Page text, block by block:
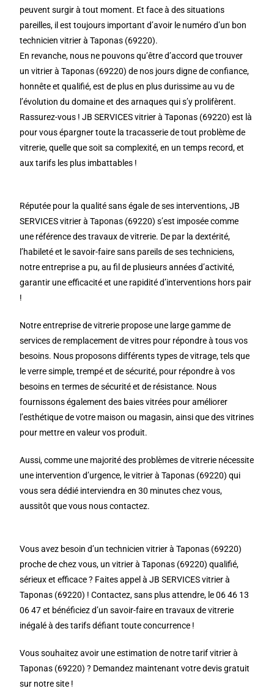
peuvent surgir à tout moment. Et face à des situations
pareilles, il est toujours important d’avoir le numéro d’un bon
technicien vitrier à Taponas (69220).
En revanche, nous ne pouvons qu’être d’accord que trouver
un vitrier à Taponas (69220) de nos jours digne de confiance,
honnête et qualifié, est de plus en plus durissime au vu de
l’évolution du domaine et des arnaques qui s’y prolifèrent.
Rassurez-vous ! JB SERVICES vitrier à Taponas (69220) est là
pour vous épargner toute la tracasserie de tout problème de
vitrerie, quelle que soit sa complexité, en un temps record, et
aux tarifs les plus imbattables !
Réputée pour la qualité sans égale de ses interventions, JB
SERVICES vitrier à Taponas (69220) s’est imposée comme
une référence des travaux de vitrerie. De par la dextérité,
l’habileté et le savoir-faire sans pareils de ses techniciens,
notre entreprise a pu, au fil de plusieurs années d’activité,
garantir une efficacité et une rapidité d’interventions hors pair
!
Notre entreprise de vitrerie propose une large gamme de
services de remplacement de vitres pour répondre à tous vos
besoins. Nous proposons différents types de vitrage, tels que
le verre simple, trempé et de sécurité, pour répondre à vos
besoins en termes de sécurité et de résistance. Nous
fournissons également des baies vitrées pour améliorer
l’esthétique de votre maison ou magasin, ainsi que des vitrines
pour mettre en valeur vos produit.
Aussi, comme une majorité des problèmes de vitrerie nécessite
une intervention d’urgence, le vitrier à Taponas (69220) qui
vous sera dédié interviendra en 30 minutes chez vous,
aussitôt que vous nous contactez.
Vous avez besoin d’un technicien vitrier à Taponas (69220)
proche de chez vous, un vitrier à Taponas (69220) qualifié,
sérieux et efficace ? Faites appel à JB SERVICES vitrier à
Taponas (69220) ! Contactez, sans plus attendre, le 06 46 13
06 47 et bénéficiez d’un savoir-faire en travaux de vitrerie
inégalé à des tarifs défiant toute concurrence !
Vous souhaitez avoir une estimation de notre tarif vitrier à
Taponas (69220) ? Demandez maintenant votre devis gratuit
sur notre site !